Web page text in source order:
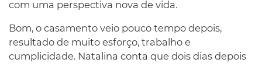
com uma perspectiva nova de vida.
Bom, o casamento veio pouco tempo depois,
resultado de muito esforço, trabalho e
cumplicidade. Natalina conta que dois dias depois